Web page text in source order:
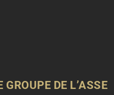
GROUPE DE L’ASSE